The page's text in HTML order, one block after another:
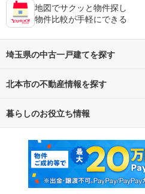
地図でサクッと物件探し
物件比較が手軽にできる
埼玉県の中古一戸建てを探す
路線・駅から探す
通勤・通学時間から探す
北本市の不動産情報を探す
不動産・住宅
新築マンション
新築一戸建て
暮らしのお役立ち情報
マンションカタログ